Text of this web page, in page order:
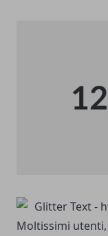
Moltissimi